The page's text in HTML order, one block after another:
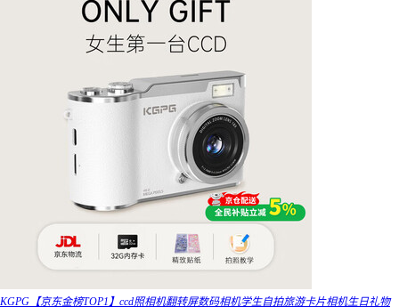
KGPG【京东金榜TOP1】ccd照相机翻转屏数码相机学生自拍旅游卡片相机生日礼物